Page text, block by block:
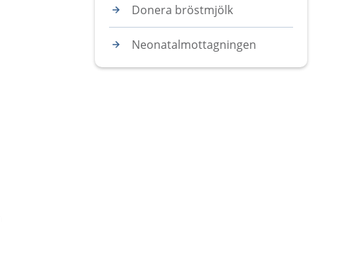
Donera bröstmjölk
Neonatalmottagningen